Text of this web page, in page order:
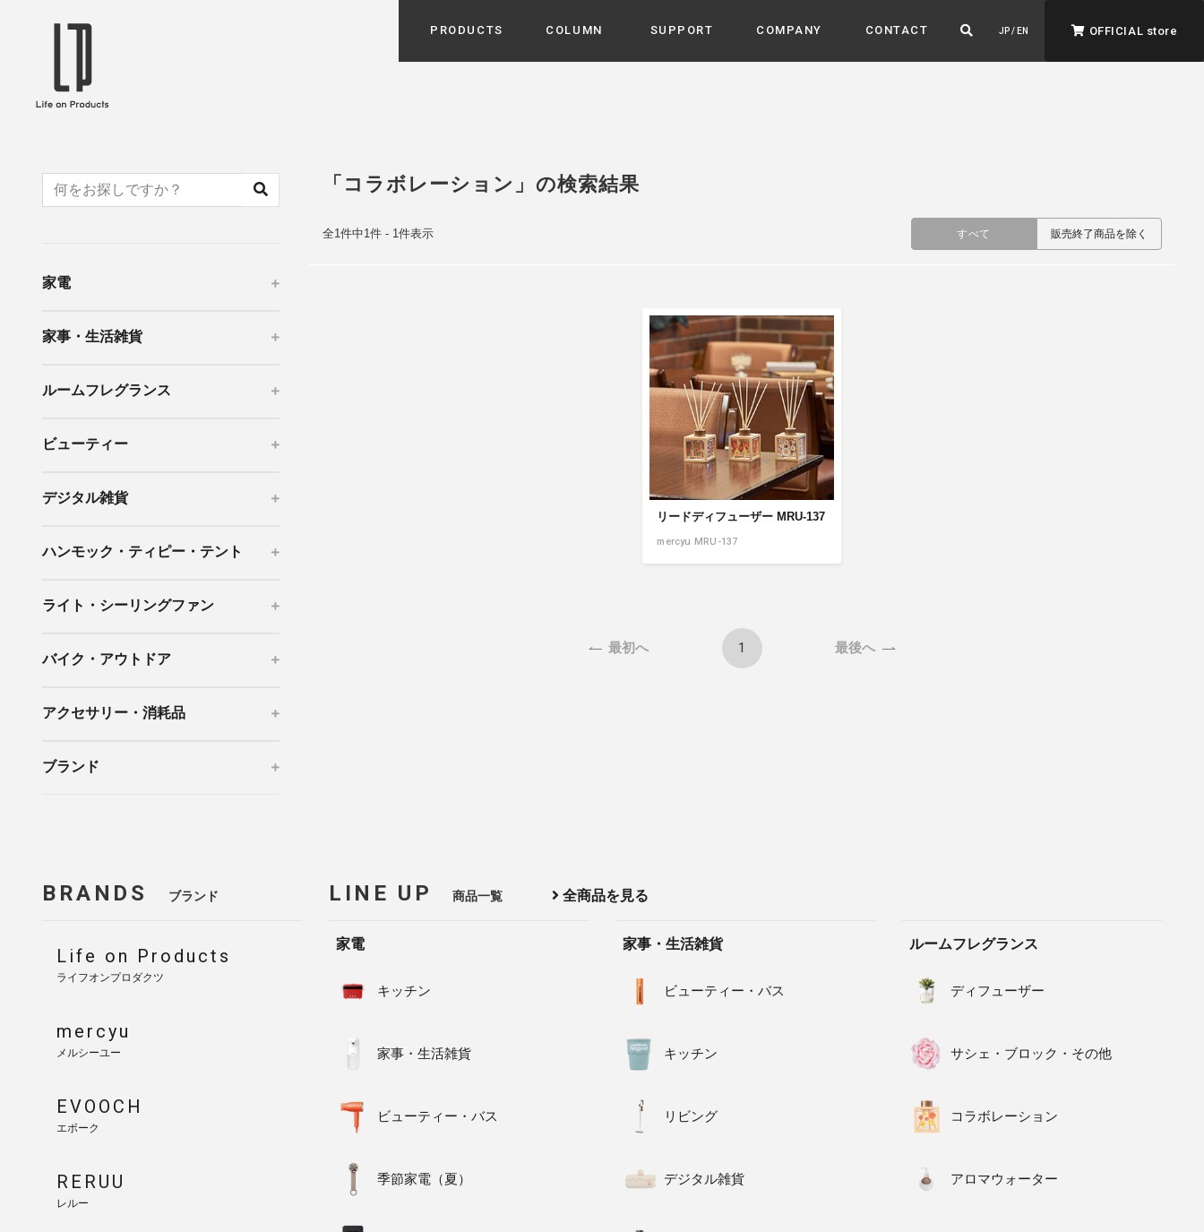
PRODUCTS
EVOOCH RERUU
テリー / アダプター etc
キッチン家電 / 加湿器 / ハンディファ
陶器エコ加湿器 etc
ハンモック・ティピー・テント
ライト・シーリングファン
バイク・アウトドア
アクセサリー・消耗品
COLUMN SUPPORT COMPANY
Life on Productsについて
CONTACT JP / EN OFFICIAL store
「コラボレーション」の検索結果
すべて 販売終了商品を除く
全1件中1件 - 1件表示
リードディフューザー MRU-137
mercyu MRU-137
最初へ 1 最後へ
家電
家事・生活雑貨
ルームフレグランス
ビューティー
デジタル雑貨
ハンモック・ティピー・テント
ライト・シーリングファン
バイク・アウトドア
アクセサリー・消耗品
ブランド
BRANDS ブランド
Life on Products
ライフオンプロダクツ
mercyu
メルシーユー
EVOOCH
エボーク
RERUU
レルー
LINE UP 商品一覧 全商品を見る
家電
キッチン
家事・生活雑貨
ビューティー・バス
季節家電（夏）
家事・生活雑貨
ビューティー・バス
キッチン
リビング
デジタル雑貨
ルームフレグランス
ディフューザー
サシェ・ブロック・その他
コラボレーション
アロマウォーター